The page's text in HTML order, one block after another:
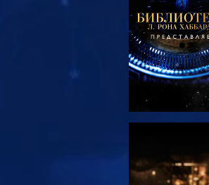
ПЕРЕДАЧИ
СМОТРЕТЬ
ПЕРЕДАЧИ